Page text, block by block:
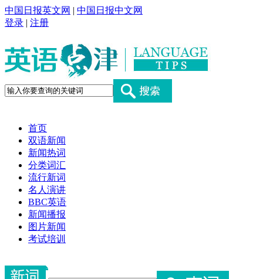
中国日报英文网 | 中国日报中文网
登录 | 注册
首页
双语新闻
新闻热词
分类词汇
流行新词
名人演讲
BBC英语
新闻播报
图片新闻
考试培训